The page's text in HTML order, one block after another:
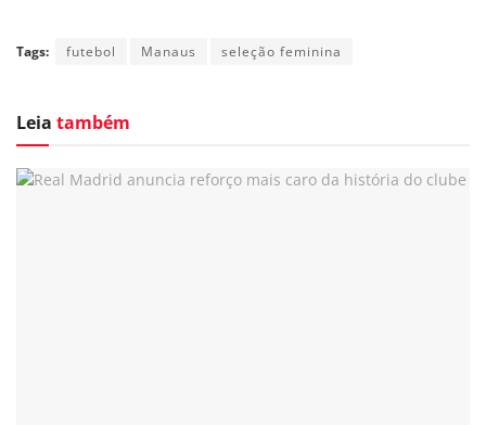
Tags: futebol Manaus seleção feminina
Leia também